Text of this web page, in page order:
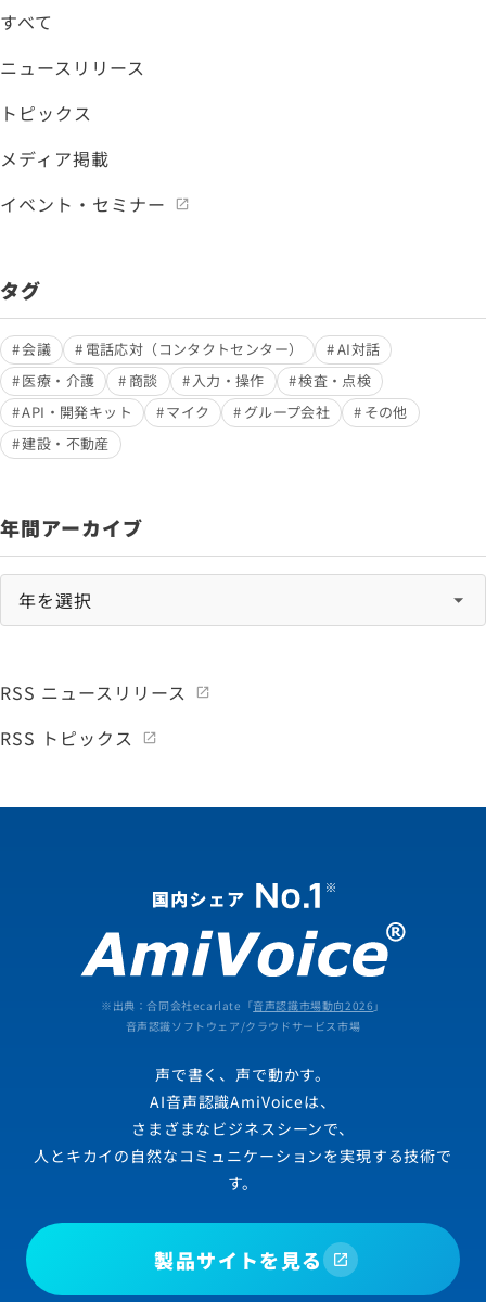
すべて
ニュースリリース
トピックス
メディア掲載
イベント・セミナー
タグ
会議 電話応対（コンタクトセンター）
AI対話
医療・介護
商談 入力・操作
検査・点検
API・開発キット
マイク グループ会社
その他
建設・不動産
年間アーカイブ
RSS ニュースリリース
RSS トピックス
※出典：合同会社ecarlate「音声認識市場動向2026 」
音声認識ソフトウェア/クラウドサービス市場
声で書く、声で動かす。
AI音声認識AmiVoiceは、
さまざまなビジネスシーンで、
人とキカイの自然なコミュニケーションを実現する技術で
す。
製品サイトを見る